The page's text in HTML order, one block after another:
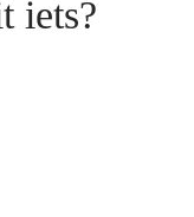
iets?